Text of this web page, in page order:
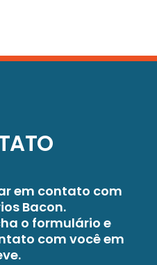
em contato com
Bacon.
o formulário e
com você em